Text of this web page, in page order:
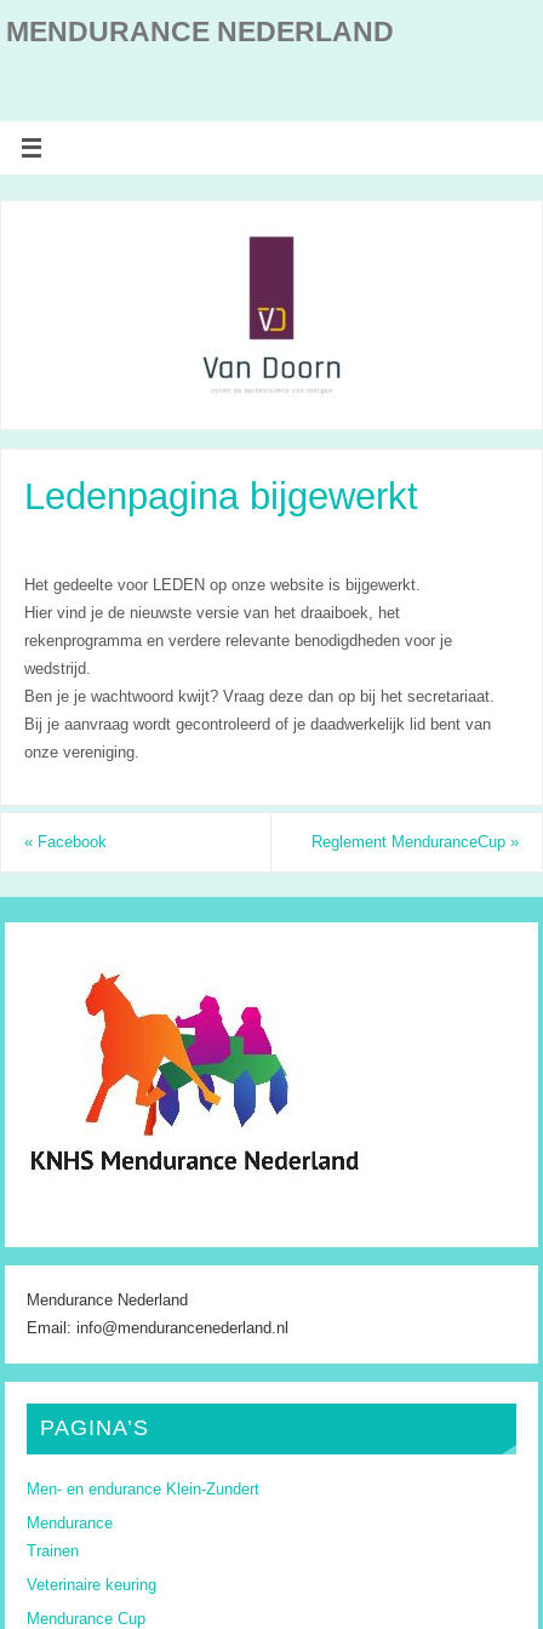
MENDURANCE NEDERLAND
Ledenpagina bijgewerkt
Het gedeelte voor LEDEN op onze website is bijgewerkt.
Hier vind je de nieuwste versie van het draaiboek, het
rekenprogramma en verdere relevante benodigdheden voor je
wedstrijd.
Ben je je wachtwoord kwijt? Vraag deze dan op bij het secretariaat.
Bij je aanvraag wordt gecontroleerd of je daadwerkelijk lid bent van
onze vereniging.
«Facebook Reglement MenduranceCup»
Mendurance Nederland
Email: info@mendurancenederland.nl
PAGINA’S
Men- en endurance Klein-Zundert
Mendurance
Trainen
Veterinaire keuring
Mendurance Cup